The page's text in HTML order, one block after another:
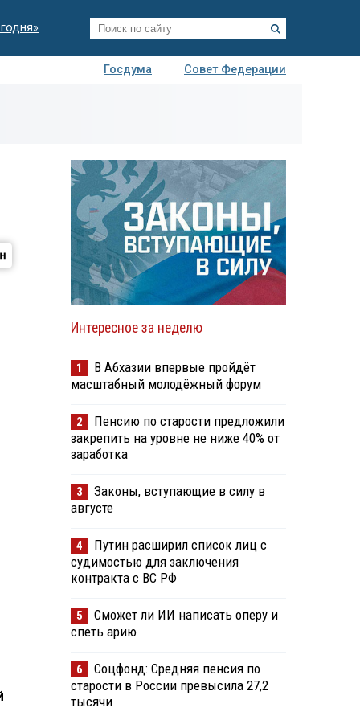
Госдума
Совет Федерации
Интересное за неделю
1
В Абхазии впервые пройдёт
масштабный молодёжный форум
2
Пенсию по старости предложили
закрепить на уровне не ниже 40% от
заработка
3
Законы, вступающие в силу в
августе
4
Путин расширил список лиц с
судимостью для заключения
контракта с ВС РФ
5
Сможет ли ИИ написать оперу и
спеть арию
6
Соцфонд: Средняя пенсия по
старости в России превысила 27,2
тысячи